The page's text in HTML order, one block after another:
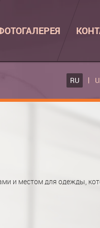
RU
и местом для одежды,
ДОСКИ